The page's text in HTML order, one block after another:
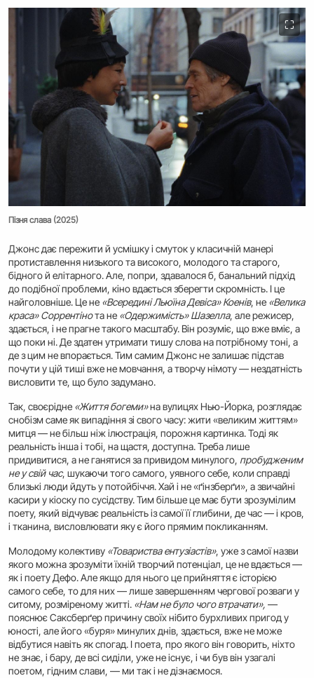
⛶
Пізня слава (2025)
Джонс дає пережити й усмішку і смуток у класичній манері
протиставлення низького та високого, молодого та старого,
бідного й елітарного. Але, попри, здавалося б, банальний підхід
до подібної проблеми, кіно вдається зберегти скромність. І це
найголовніше. Це не «Всередині Льюїна Девіса» Коенів, не «Велика
краса» Соррентінота не «Одержимість» Шазелла, але режисер,
здається, і не прагне такого масштабу. Він розуміє, що вже вміє, а
що поки ні. Де здатен утримати тишу слова на потрібному тоні, а
де з цим не впорається. Тим самим Джонс не залишає підстав
почути у цій тиші вже не мовчання, а творчу німоту — нездатність
висловити те, що було задумано.
Так, своєрідне «Життя богеми»на вулицях Нью-Йорка, розглядає
снобізм саме як випадіння зі свого часу: жити «великим життям»
митця — не більш ніж ілюстрація, порожня картинка. Тоді як
реальність інша і тобі, на щастя, доступна. Треба лише
придивитися, а не ганятися за привидом минулого, пробудженим
не у свій час, шукаючи того самого, уявного себе, коли справді
близькі люди йдуть у потойбіччя. Хай і не «ґінзберґи», а звичайні
касири у кіоску по сусідству. Тим більше це має бути зрозумілим
поету, який відчуває реальність із самої її глибини, де час — і кров,
і тканина, висловлювати яку є його прямим покликанням.
Молодому колективу «Товариства ентузіастів», уже з самої назви
якого можна зрозуміти їхній творчий потенціал, це не вдається —
як і поету Дефо. Але якщо для нього це прийняття є історією
самого себе, то для них — лише завершенням чергової розваги у
ситому, розміреному житті. «Нам не було чого втрачати», —
пояснює Саксберґер причину своїх нібито бурхливих пригод у
юності, але його «буря» минулих днів, здається, вже не може
відбутися навіть як спогад. І поета, про якого він говорить, ніхто
не знає, і бару, де всі сиділи, уже не існує, і чи був він узагалі
поетом, гідним слави, — ми так і не дізнаємося.